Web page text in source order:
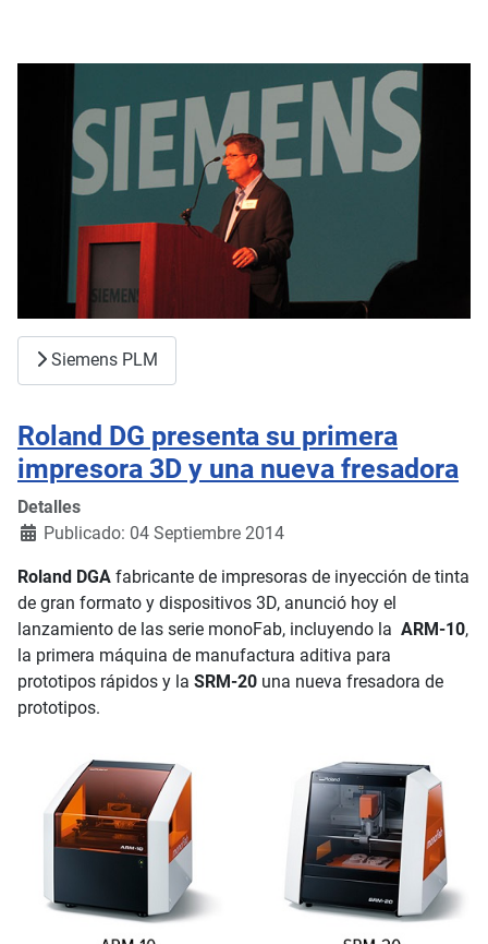
Siemens PLM
Roland DG presenta su primera
impresora 3D y una nueva fresadora
Detalles
Publicado: 04 Septiembre 2014
Roland DGA fabricante de impresoras de inyección de tinta
de gran formato y dispositivos 3D, anunció hoy el
lanzamiento de las serie monoFab, incluyendo la ARM-10,
la primera máquina de manufactura aditiva para
prototipos rápidos y la SRM-20 una nueva fresadora de
prototipos.